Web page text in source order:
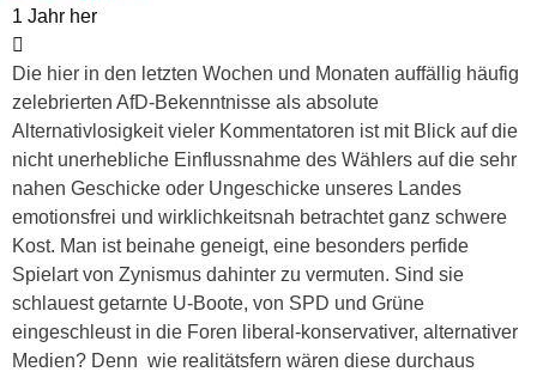
1 Jahr her
Die hier in den letzten Wochen und Monaten auffällig häufig
zelebrierten AfD-Bekenntnisse als absolute
Alternativlosigkeit vieler Kommentatoren ist mit Blick auf die
nicht unerhebliche Einflussnahme des Wählers auf die sehr
nahen Geschicke oder Ungeschicke unseres Landes
emotionsfrei und wirklichkeitsnah betrachtet ganz schwere
Kost. Man ist beinahe geneigt, eine besonders perfide
Spielart von Zynismus dahinter zu vermuten. Sind sie
schlauest getarnte U-Boote, von SPD und Grüne
eingeschleust in die Foren liberal-konservativer, alternativer
Medien? Denn wie realitätsfern wären diese durchaus